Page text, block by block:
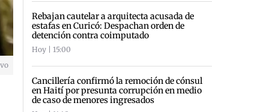
Rebajan cautelar a arquitecta acusada de
estafas en Curicó: Despachan orden de
detención contra coimputado
Hoy | 15:00
Cancillería confirmó la remoción de cónsul
en Haití por presunta corrupción en medio
de caso de menores ingresados